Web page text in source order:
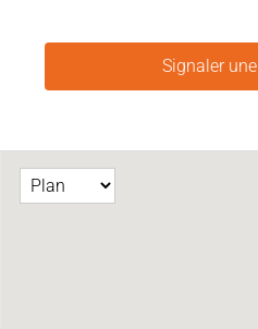
Signaler